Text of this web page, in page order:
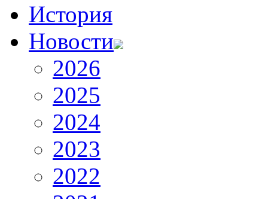
История
Новости
2026
2025
2024
2023
2022